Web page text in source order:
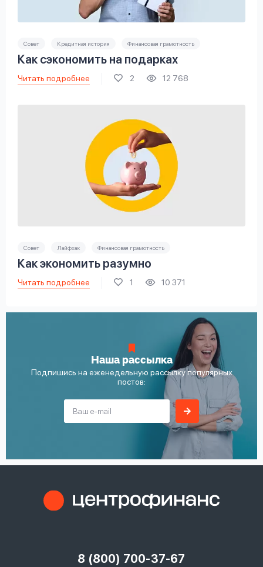
Совет Кредитная история Финансовая грамотность
Как сэкономить на подарках
Читать подробнее 2 12 768
Совет Лайфхак Финансовая грамотность
Как экономить разумно
Читать подробнее 1 10 371
Наша рассылка
Подпишись на еженедельную рассылку популярных
постов:
8 (800) 700-37-67